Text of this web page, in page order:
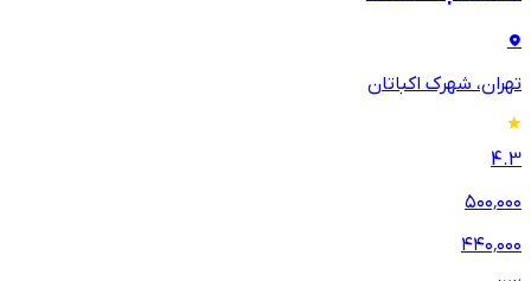
تهران، شهرک اکباتان
4.3
۵۰۰٬۰۰۰
۴۴۰٬۰۰۰